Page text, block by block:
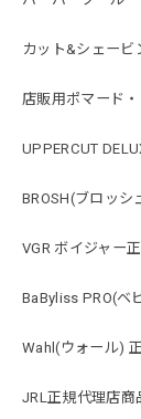
カット&シェービ
店販用ポマード
UPPERCUT
BROSH(ブロッシ
VGR ボイジャー
BaByliss PRO(ベ
Wahl(ウォール)
JRL正規代理店商